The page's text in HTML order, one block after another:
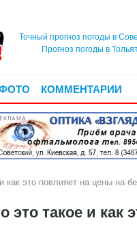
Точный прогноз погоды в
Прогноз погоды в
КОММЕНТАРИИ
это повлияет на цены на
такое и как